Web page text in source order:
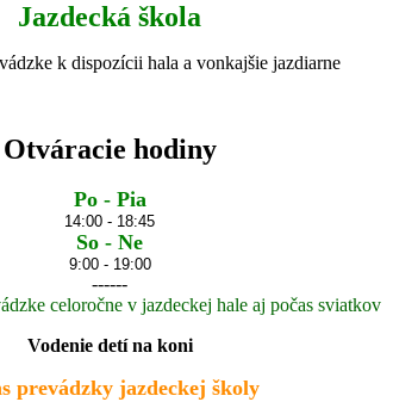
Jazdecká škola
k dispozícii hala a vonkajšie jazdiarne
Otváracie hodiny
Po - Pia
14:00 - 18:45
So - Ne
9:00 - 19:00
------
celoročne v jazdeckej hale aj počassviatkov
Vodenie detí na koni
prevádzky jazdeckej školy